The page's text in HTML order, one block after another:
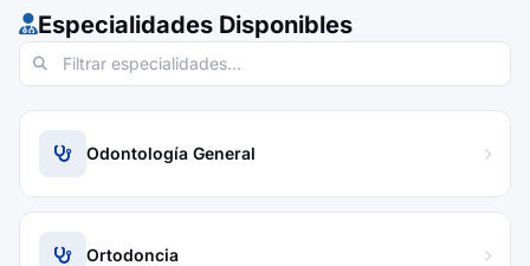
Especialidades Disponibles
Odontología General
Ortodoncia